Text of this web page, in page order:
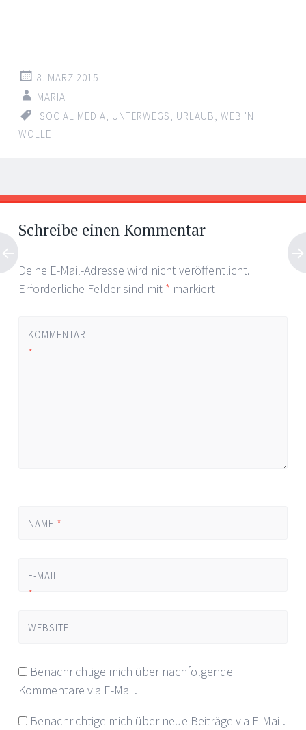
8. MÄRZ 2015
MARIA
SOCIAL MEDIA, UNTERWEGS, URLAUB, WEB 'N'
WOLLE
Artikel-
Navigation
←
→
Schreibe einen Kommentar
Deine E-Mail-Adresse wird nicht veröffentlicht.
Erforderliche Felder sind mit * markiert
KOMMENTAR
*
NAME *
E-MAIL
*
WEBSITE
Benachrichtige mich über nachfolgende
Kommentare via E-Mail.
Benachrichtige mich über neue Beiträge via E-Mail.